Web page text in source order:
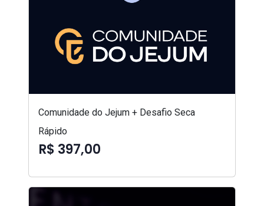
Comunidade do Jejum + Desafio Seca
Rápido
R$ 397,00